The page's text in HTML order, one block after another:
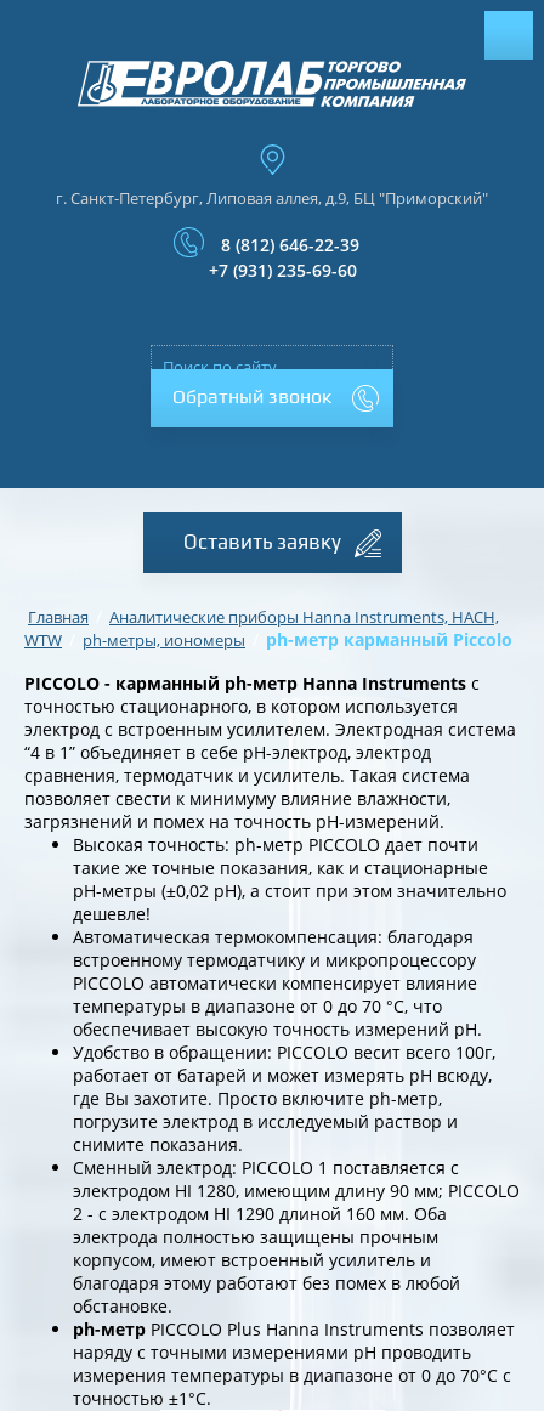
г. Санкт-Петербург, Липовая аллея, д.9, БЦ "Приморский"
8 (812) 646-22-39
+7 (931) 235-69-60
Обратный звонок
Оставить заявку
Главная
Аналитические приборы Hanna Instruments, HACH,
WTW
ph-метры, иономеры
ph-метр карманный Piccolo
PICCOLO - карманный ph-метр Hanna Instruments с
точностью стационарного, в котором используется
электрод с встроенным усилителем. Электродная система
“4 в 1” объединяет в себе рН-электрод, электрод
сравнения, термодатчик и усилитель. Такая система
позволяет свести к минимуму влияние влажности,
загрязнений и помех на точность рН-измерений.
Высокая точность: ph-метр PICCOLO дает почти
такие же точные показания, как и стационарные
рН-метры (±0,02 рН), а стоит при этом значительно
дешевле!
Автоматическая термокомпенсация: благодаря
встроенному термодатчику и микропроцессору
PICCOLO автоматически компенсирует влияние
температуры в диапазоне от 0 до 70 °С, что
обеспечивает высокую точность измерений рН.
Удобство в обращении: PICCOLO весит всего 100г,
работает от батарей и может измерять рН всюду,
где Вы захотите. Просто включите ph-метр,
погрузите электрод в исследуемый раствор и
снимите показания.
Сменный электрод: PICCOLO 1 поставляется с
электродом HI 1280, имеющим длину 90 мм; PICCOLO
2 - с электродом HI 1290 длиной 160 мм. Оба
электрода полностью защищены прочным
корпусом, имеют встроенный усилитель и
благодаря этому работают без помех в любой
обстановке.
ph-метр PICCOLO Plus Hanna Instruments позволяет
наряду с точными измерениями рН проводить
измерения температуры в диапазоне от 0 до 70°С с
точностью ±1°С.